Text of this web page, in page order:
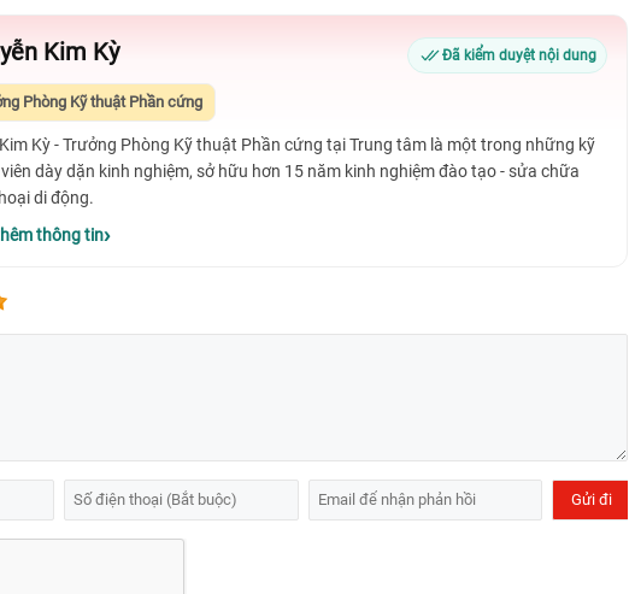
Kim Kỳ Đã kiểm duyệt nội dung
Phòng Kỹ thuật Phần cứng
Kỳ - Trưởng Phòng Kỹ thuật Phần cứng tại Trung tâm là một trong những kỹ
dày dặn kinh nghiệm, sở hữu hơn 15 năm kinh nghiệm đào tạo - sửa chữa
di động.
thông tin